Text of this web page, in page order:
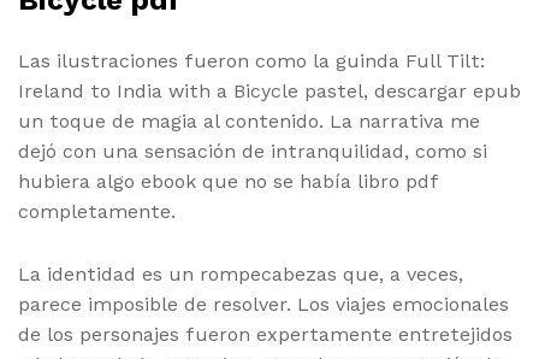
Las ilustraciones fueron como la guinda Full Tilt:
Ireland to India with a Bicycle pastel, descargar epub
un toque de magia al contenido. La narrativa me
dejó con una sensación de intranquilidad, como si
hubiera algo ebook que no se había libro pdf
completamente.
La identidad es un rompecabezas que, a veces,
parece imposible de resolver. Los viajes emocionales
de los personajes fueron expertamente entretejidos